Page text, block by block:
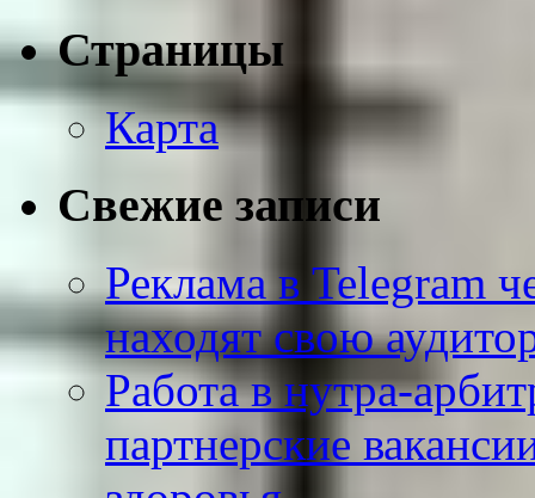
Страницы
Карта
Свежие записи
Реклама в Telegram
находят свою
Работа в нутра-
партнерские